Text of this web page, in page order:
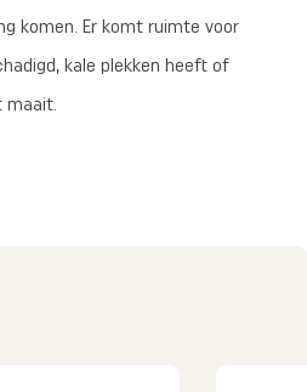
komen. Er komt ruimte voor
kale plekken heeft of
maait.